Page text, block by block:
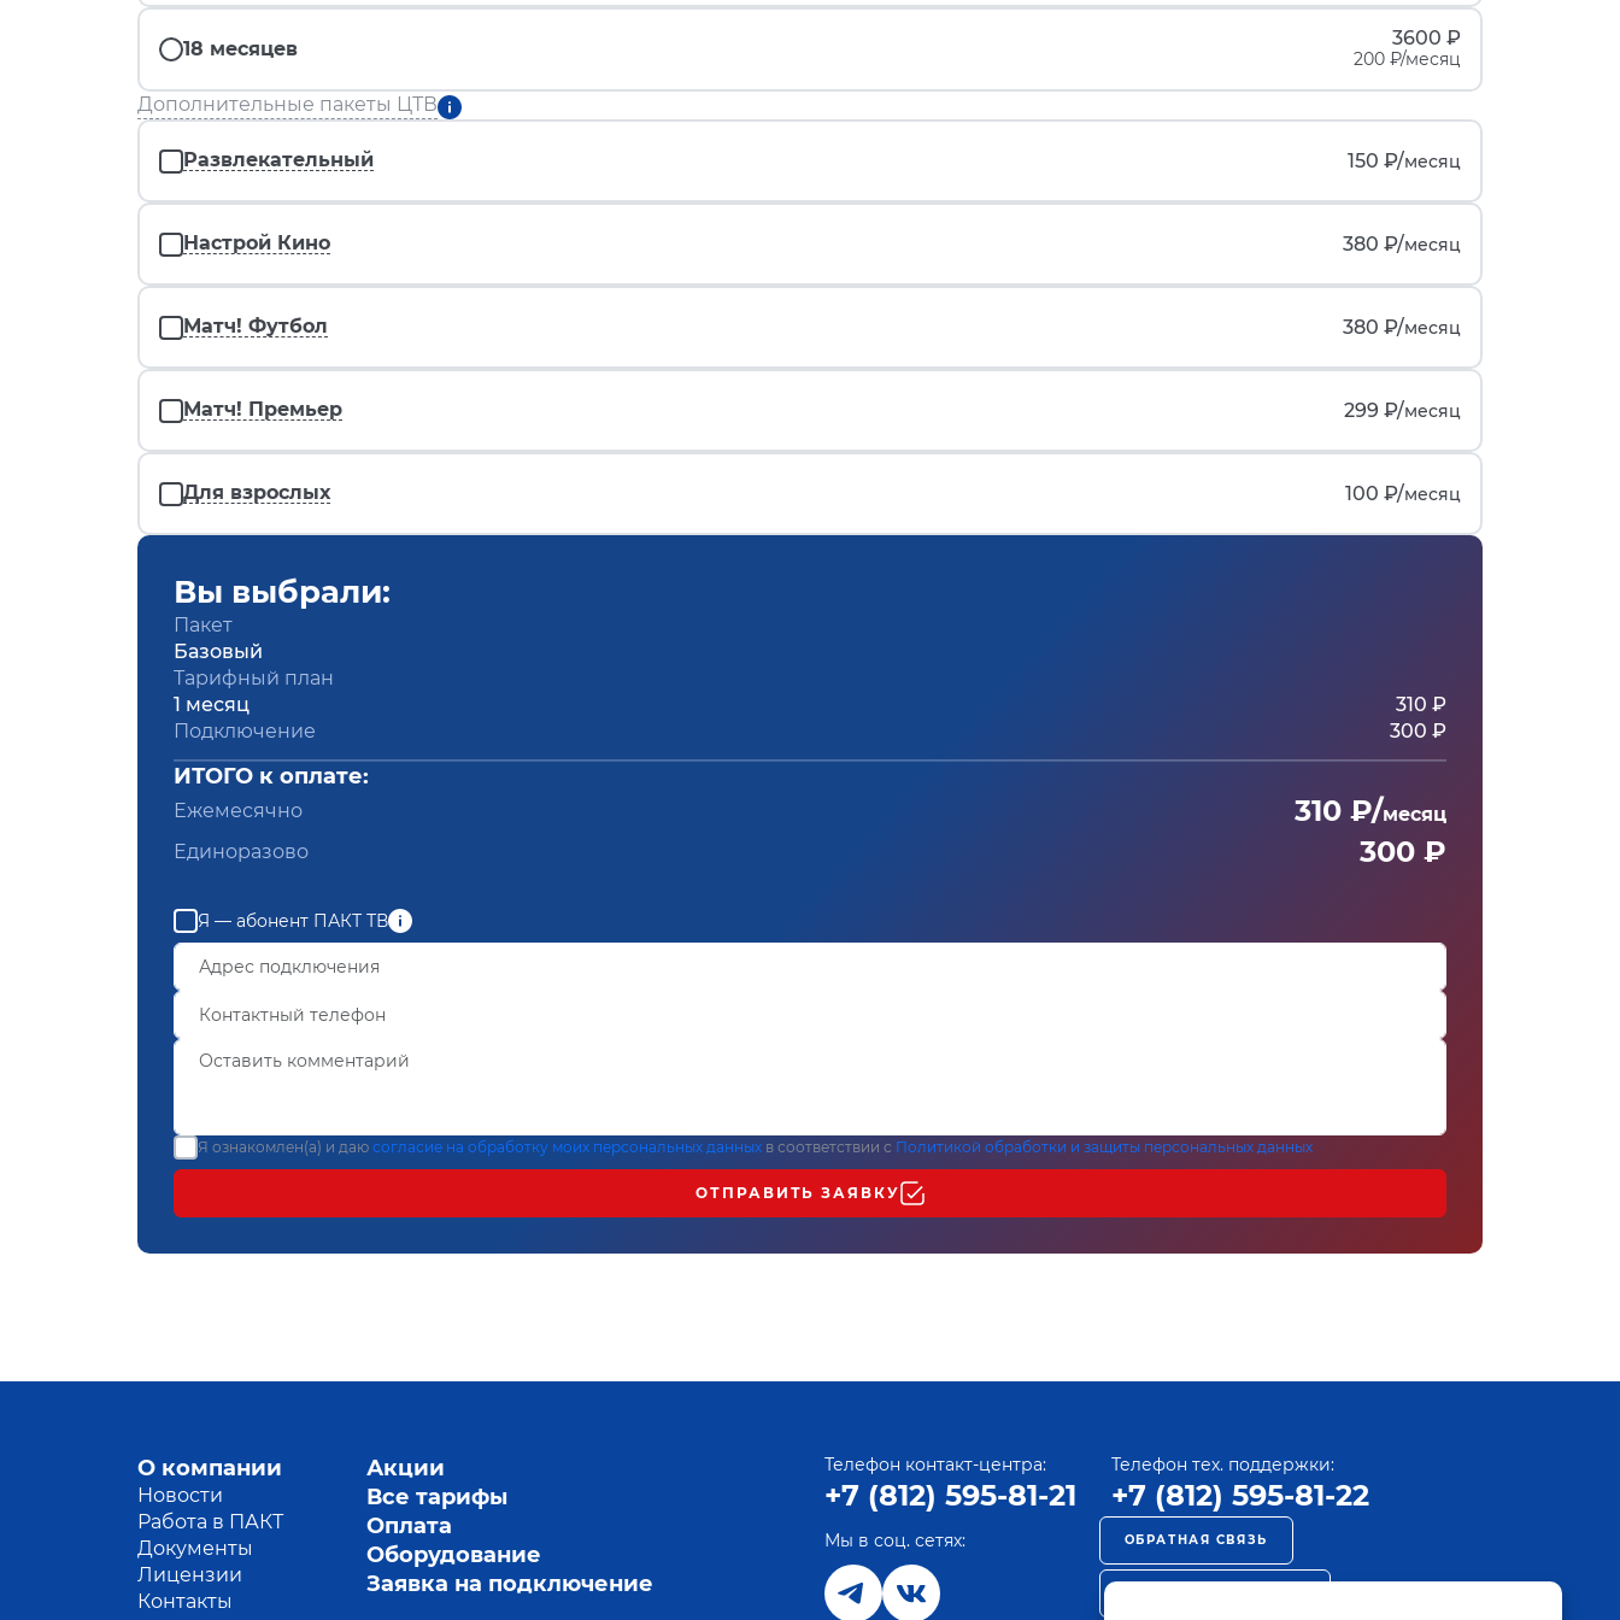
18 месяцев 3600 ₽
200 ₽/месяц
Дополнительные пакеты ЦТВ
Развлекательный 150 ₽/месяц
Настрой Кино 380 ₽/месяц
Матч! Футбол 380 ₽/месяц
Матч! Премьер 299 ₽/месяц
Для взрослых 100 ₽/месяц
Вы выбрали:
Пакет
Базовый
Тарифный план
1 месяц
310 ₽
Подключение
300 ₽
ИТОГО к оплате:
Ежемесячно 310 ₽/месяц
Единоразово
300 ₽
Я — абонент ПАКТ ТВ
Я ознакомлен(а) и даю согласие на обработку моих персональных данных в соответствии с Политикой обработки и защиты персональных данных
ОТПРАВИТЬ ЗАЯВКУ
О компании
Новости
Работа в ПАКТ
Документы
Лицензии
Контакты
Акции
Все тарифы
Оплата
Оборудование
Заявка на подключение
Телефон контакт-центра:
+7 (812) 595-81-21
Телефон тех. поддержки:
+7 (812) 595-81-22
Мы в соц. сетях: ОБРАТНАЯ СВЯЗЬ